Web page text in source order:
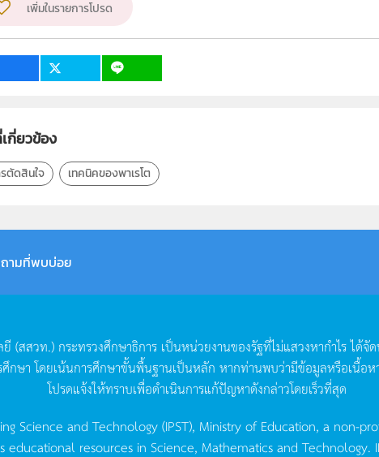
เพิ่มในรายการโปรด
กี่ยวข้อง
ตัดสินใจ เทคนิคของพาเรโต
ามที่พบบ่อย
ยี (สสวท.) กระทรวงศึกษาธิการ เป็นหน่วยงานของรัฐที่ไม่แสวงหากำไรได้จั
กษา โดยเน้นการศึกษาขั้นพื้นฐานเป็นหลัก หากท่านพบว่ามีข้อมูลหรือเนื้อห
โปรดแจ้งให้ทราบเพื่อดำเนินการแก้ปัญหาดังกล่าวโดยเร็วที่สุด
Science and Technology (IPST), Ministry of Education, a non-
resources in Science, Mathematics and Technology.